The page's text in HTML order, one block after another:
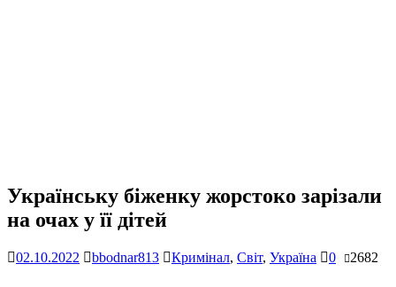
Українську біженку жорстоко зарізали
на очах у її дітей
02.10.2022 bbodnar813 Кримінал, Світ, Україна 0 2682